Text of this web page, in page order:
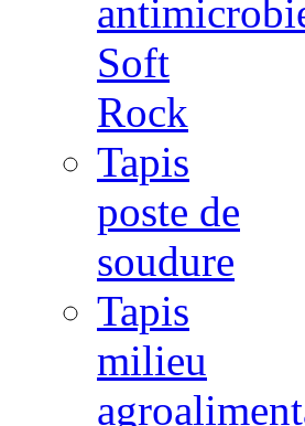
Soft
Rock
Tapis
poste de
soudure
Tapis
milieu